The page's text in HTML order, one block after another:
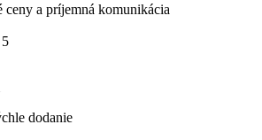
a príjemná komunikácia
dodanie